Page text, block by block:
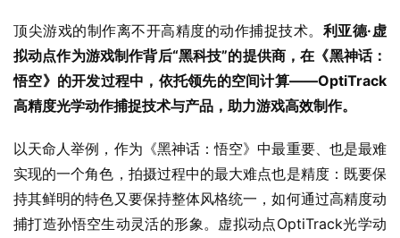
顶尖游戏的制作离不开高精度的动作捕捉技术。 利亚德·虚
拟动点作为游戏制作背后“黑科技”的提供商，在《黑神话：
悟空》的开发过程中，依托领先的空间计算——OptiTrack
高精度光学动作捕捉技术与产品，助力游戏高效制作。
以天命人举例，作为《黑神话：悟空》中最重要、也是最难
实现的一个角色，拍摄过程中的最大难点也是精度：既要保
持其鲜明的特色又要保持整体风格统一，如何通过高精度动
捕打造孙悟空生动灵活的形象。虚拟动点OptiTrack光学动